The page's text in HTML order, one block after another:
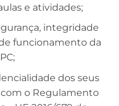
e atividades;
integridade
funcionamento da
dos seus
com o Regulamento